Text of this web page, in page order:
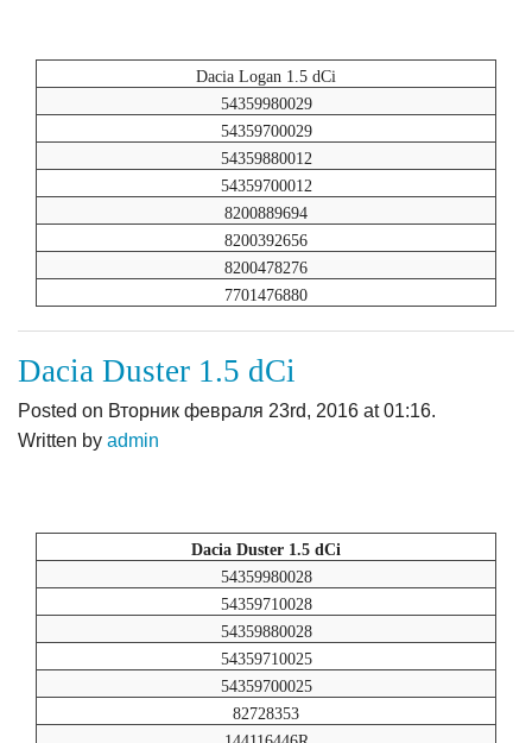
Dacia Logan 1.5 dCi
54359980029
54359700029
54359880012
54359700012
8200889694
8200392656
8200478276
7701476880
Dacia Duster 1.5 dCi
Posted on Вторник февраля 23rd, 2016 at 01:16.
Written by admin
Dacia Duster 1.5 dCi
54359980028
54359710028
54359880028
54359710025
54359700025
82728353